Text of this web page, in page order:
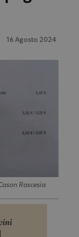
16 Agosto 2024
Rascesia